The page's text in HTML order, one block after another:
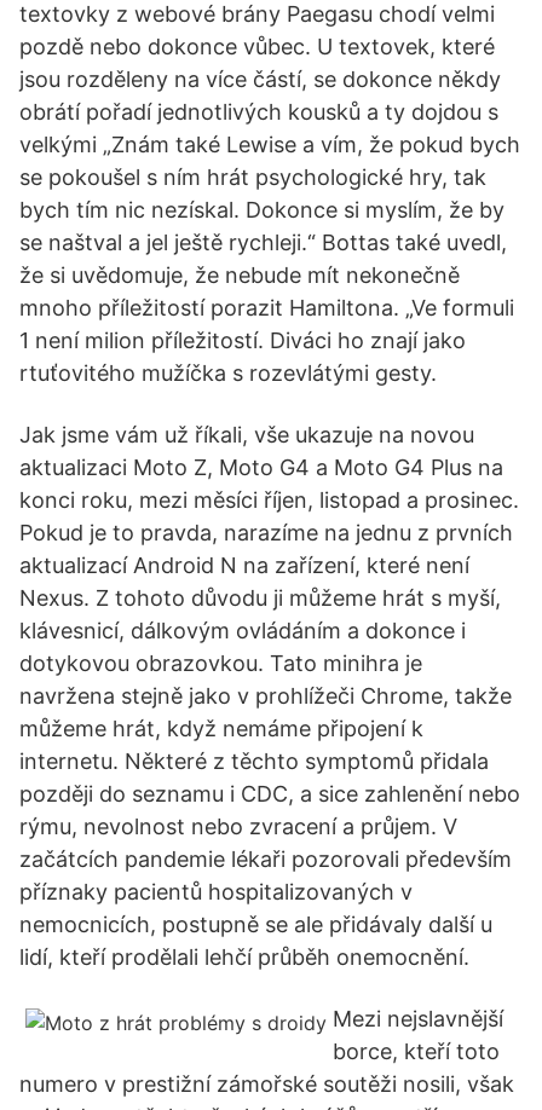
textovky z webové brány Paegasu chodí velmi
pozdě nebo dokonce vůbec. U textovek, které
jsou rozděleny na více částí, se dokonce někdy
obrátí pořadí jednotlivých kousků a ty dojdou s
velkými „Znám také Lewise a vím, že pokud bych
se pokoušel s ním hrát psychologické hry, tak
bych tím nic nezískal. Dokonce si myslím, že by
se naštval a jel ještě rychleji.“ Bottas také uvedl,
že si uvědomuje, že nebude mít nekonečně
mnoho příležitostí porazit Hamiltona. „Ve formuli
1 není milion příležitostí. Diváci ho znají jako
rtuťovitého mužíčka s rozevlátými gesty.
Jak jsme vám už říkali, vše ukazuje na novou
aktualizaci Moto Z, Moto G4 a Moto G4 Plus na
konci roku, mezi měsíci říjen, listopad a prosinec.
Pokud je to pravda, narazíme na jednu z prvních
aktualizací Android N na zařízení, které není
Nexus. Z tohoto důvodu ji můžeme hrát s myší,
klávesnicí, dálkovým ovládáním a dokonce i
dotykovou obrazovkou. Tato minihra je
navržena stejně jako v prohlížeči Chrome, takže
můžeme hrát, když nemáme připojení k
internetu. Některé z těchto symptomů přidala
později do seznamu i CDC, a sice zahlenění nebo
rýmu, nevolnost nebo zvracení a průjem. V
začátcích pandemie lékaři pozorovali především
příznaky pacientů hospitalizovaných v
nemocnicích, postupně se ale přidávaly další u
lidí, kteří prodělali lehčí průběh onemocnění.
Mezi nejslavnější
borce, kteří toto
numero v prestižní zámořské soutěži nosili, však